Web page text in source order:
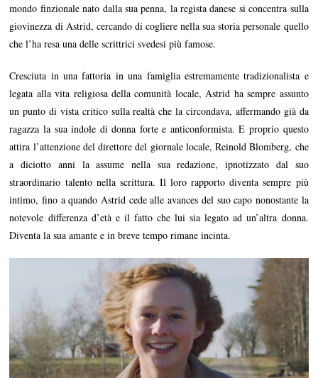
mondo finzionale nato dalla sua penna, la regista danese si concentra sulla
giovinezza di Astrid, cercando di cogliere nella sua storia personale quello
che l’ha resa una delle scrittrici svedesi più famose.
Cresciuta in una fattoria in una famiglia estremamente tradizionalista e
legata alla vita religiosa della comunità locale, Astrid ha sempre assunto
un punto di vista critico sulla realtà che la circondava, affermando già da
ragazza la sua indole di donna forte e anticonformista. E proprio questo
attira l’attenzione del direttore del giornale locale, Reinold Blomberg, che
a diciotto anni la assume nella sua redazione, ipnotizzato dal suo
straordinario talento nella scrittura. Il loro rapporto diventa sempre più
intimo, fino a quando Astrid cede alle avances del suo capo nonostante la
notevole differenza d’età e il fatto che lui sia legato ad un’altra donna.
Diventa la sua amante e in breve tempo rimane incinta.